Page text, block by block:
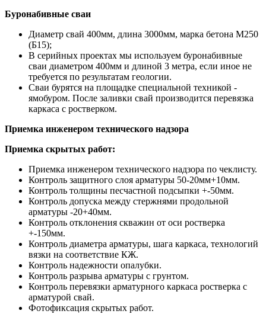
Буронабивные сваи
Диаметр свай 400мм, длина 3000мм, марка бетона М250
(Б15);
В серийных проектах мы используем буронабивные
сваи диаметром 400мм и длиной 3 метра, если иное не
требуется по результатам геологии.
Сваи бурятся на площадке специальной техникой -
ямобуром. После заливки свай производится перевязка
каркаса с ростверком.
Приемка инженером технического надзора
Приемка скрытых работ:
Приемка инженером технического надзора по чеклисту.
Контроль защитного слоя арматуры 50-20мм+10мм.
Контроль толщины песчастной подсыпки +-50мм.
Контроль допуска между стержнями продольной
арматуры -20+40мм.
Контроль отклонения скважин от оси ростверка
+-150мм.
Контроль диаметра арматуры, шага каркаса, технологий
вязки на соответствие КЖ.
Контроль надежности опалубки.
Контроль разрыва арматуры с грунтом.
Контроль перевязки арматурного каркаса ростверка с
арматурой свай.
Фотофиксация скрытых работ.